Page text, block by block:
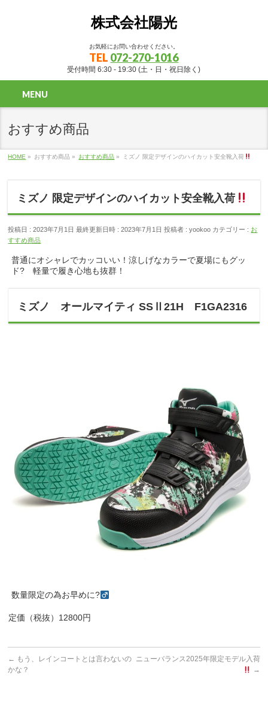
株式会社陽光
お気軽にお問い合わせください。
TEL 072-270-1016
受付時間 6:30 - 19:30 (土・日・祝日除く)
MENU
おすすめ商品
HOME » おすすめ商品 » おすすめ商品 » ミズノ 限定デザインのハイカット安全靴入荷
ミズノ 限定デザインのハイカット安全靴入荷
投稿日 : 2023年7月1日 最終更新日時 : 2023年7月1日 投稿者 :yookoo カテゴリー : お
すすめ商品
普通にオシャレでカッコいい！涼しげなカラーで夏場にもグッ
ド? 軽量で履き心地も抜群！
ミズノ オールマイティ SSⅡ21H F1GA2316
数量限定の為お早めに?‍
定価（税抜）12800円
← もう、レインコートとは言わないの
かな？
ニューバランス2025年限定モデル入荷
→